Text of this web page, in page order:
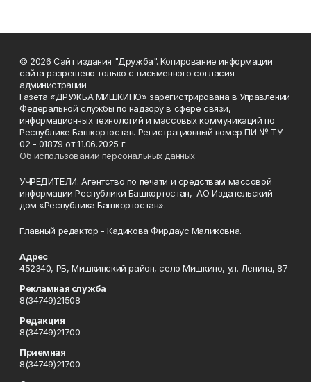
© 2026 Сайт издания "Дружба". Копирование информации
сайта разрешено только с письменного согласия
администрации
Газета «ДРУЖБА МИШКИНО» зарегистрирована в Управлении
Федеральной службы по надзору в сфере связи,
информационных технологий и массовых коммуникаций по
Республике Башкортостан. Регистрационный номер ПИ № ТУ
02 - 01879 от 11.06.2025 г.
Об использовании персональных данных
УЧРЕДИТЕЛИ: Агентство по печати и средствам массовой
информации Республики Башкортостан, АО Издательский
дом «Республика Башкортостан».
Главный редактор - Кадикова Фирдаус Маликовна.
Адрес
452340, РБ, Мишкинский район, село Мишкино, ул. Ленина, 87
Рекламная служба
8(34749)21508
Редакция
8(34749)21700
Приемная
8(34749)21700